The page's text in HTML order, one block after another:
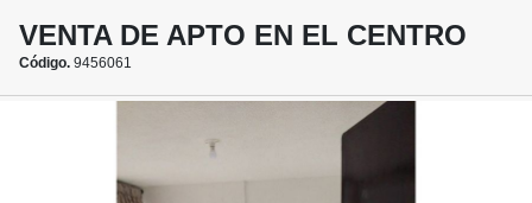
VENTA DE APTO EN EL CENTRO
Código. 9456061